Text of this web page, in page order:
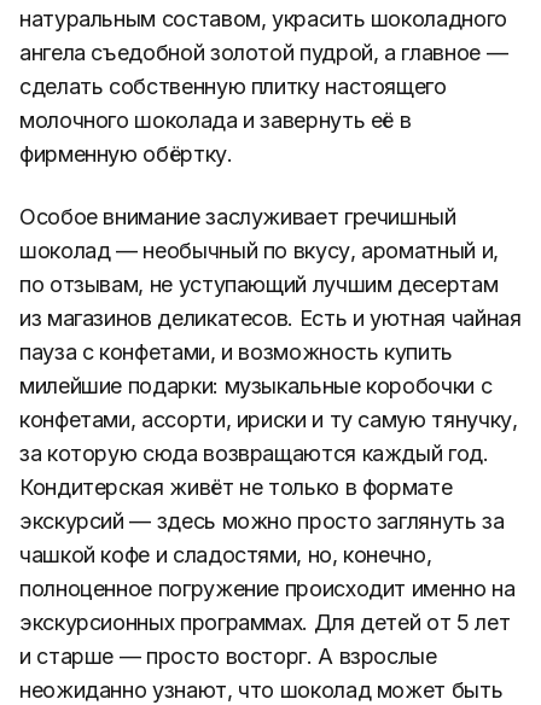
натуральным составом, украсить шоколадного
ангела съедобной золотой пудрой, а главное —
сделать собственную плитку настоящего
молочного шоколада и завернуть её в
фирменную обёртку.
Особое внимание заслуживает гречишный
шоколад — необычный по вкусу, ароматный и,
по отзывам, не уступающий лучшим десертам
из магазинов деликатесов. Есть и уютная чайная
пауза с конфетами, и возможность купить
милейшие подарки: музыкальные коробочки с
конфетами, ассорти, ириски и ту самую тянучку,
за которую сюда возвращаются каждый год.
Кондитерская живёт не только в формате
экскурсий — здесь можно просто заглянуть за
чашкой кофе и сладостями, но, конечно,
полноценное погружение происходит именно на
экскурсионных программах. Для детей от 5 лет
и старше — просто восторг. А взрослые
неожиданно узнают, что шоколад может быть